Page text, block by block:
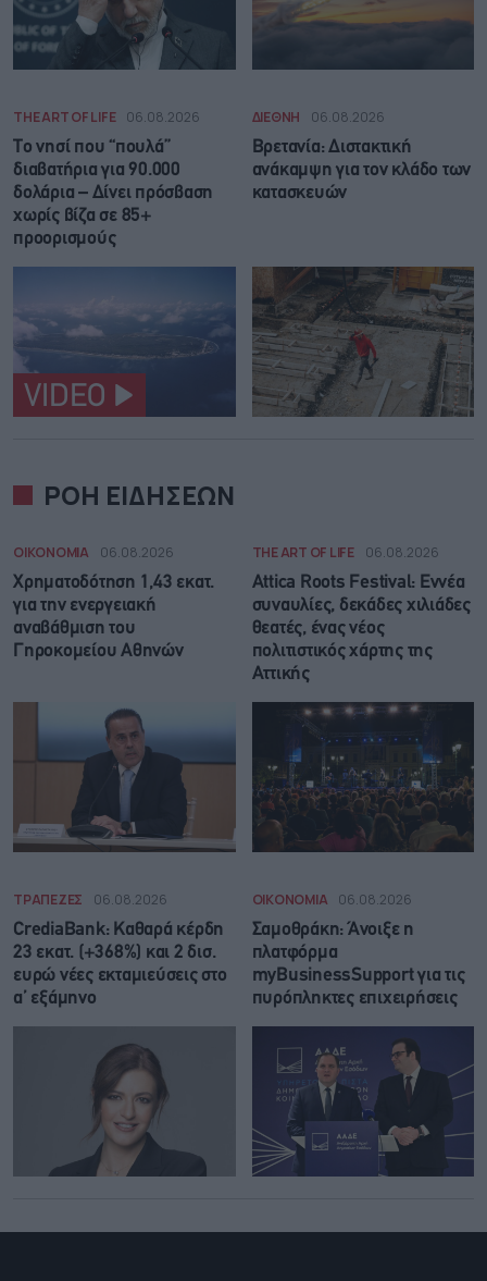
THE ART OF LIFE 06.08.2026
Το νησί που “πουλά”
διαβατήρια για 90.000
δολάρια – Δίνει πρόσβαση
χωρίς βίζα σε 85+
προορισμούς
VIDEO
ΔΙΕΘΝΗ 06.08.2026
Βρετανία: Διστακτική
ανάκαμψη για τον κλάδο των
κατασκευών
ΡΟΗ ΕΙΔΗΣΕΩΝ
ΟΙΚΟΝΟΜΙΑ 06.08.2026
Χρηματοδότηση 1,43 εκατ.
για την ενεργειακή
αναβάθμιση του
Γηροκομείου Αθηνών
THE ART OF LIFE 06.08.2026
Attica Roots Festival: Εννέα
συναυλίες, δεκάδες χιλιάδες
θεατές, ένας νέος
πολιτιστικός χάρτης της
Αττικής
ΤΡΑΠΕΖΕΣ 06.08.2026
CrediaBank: Καθαρά κέρδη
23 εκατ. (+368%) και 2 δισ.
ευρώ νέες εκταμιεύσεις στο
α’ εξάμηνο
ΟΙΚΟΝΟΜΙΑ 06.08.2026
Σαμοθράκη: Άνοιξε η
πλατφόρμα
myBusinessSupport για τις
πυρόπληκτες επιχειρήσεις